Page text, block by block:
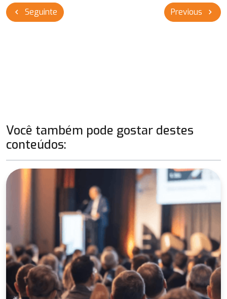
Navegação
de
Previous chevron_right
chevron_left Seguinte
Você também pode gostar destes
conteúdos: